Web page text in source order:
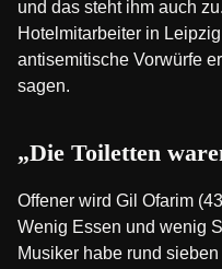
und das steht ihm auch
Hotelmitarbeiter in
antisemitische Vorwürfe
sagen.
„Die Toiletten
Offener wird Gil Ofarim
Wenig Essen und wenig
Musiker habe rund